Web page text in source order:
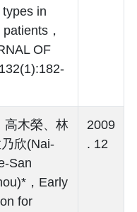
in
，
OF
高木榮、林
欣(Nai-
San
，Early
for
2009
. 12